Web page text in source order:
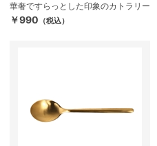
華奢ですらっとした印象のカトラリー
￥990 （税込）